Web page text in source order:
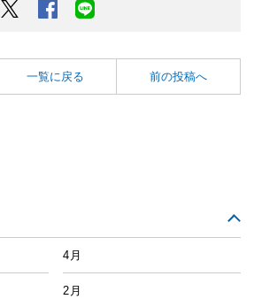
Twitter Facebook
一覧に戻る 前の投稿へ
4月
2月